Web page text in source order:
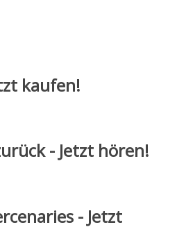
kaufen!
- Jetzt hören!
- Jetzt